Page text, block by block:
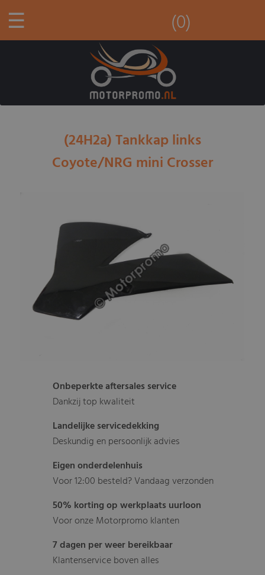
☰ (0)
(24H2a) Tankkap links
Coyote/NRG mini Crosser
Onbeperkte aftersales service
Dankzij top kwaliteit
Landelijke servicedekking
Deskundig en persoonlijk advies
Eigen onderdelenhuis
Voor 12:00 besteld? Vandaag verzonden
50% korting op werkplaats uurloon
Voor onze Motorpromo klanten
7 dagen per weer bereikbaar
Klantenservice boven alles